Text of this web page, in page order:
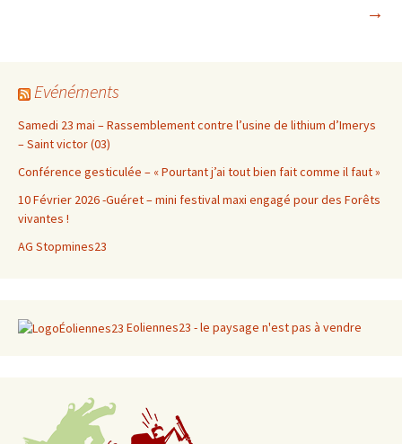
articles
→
Evénéments
Samedi 23 mai – Rassemblement contre l’usine de lithium d’Imerys
– Saint victor (03)
Conférence gesticulée – « Pourtant j’ai tout bien fait comme il faut »
10 Février 2026 -Guéret – mini festival maxi engagé pour des Forêts
vivantes !
AG Stopmines23
Eoliennes23 - le paysage n'est pas à vendre